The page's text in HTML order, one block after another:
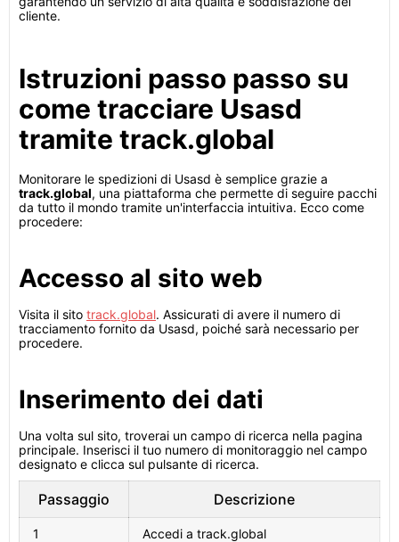
cliente.
Istruzioni passo passo su
come tracciare Usasd
tramite track.global
Monitorare le spedizioni di Usasd è semplice grazie a
track.global, una piattaforma che permette di seguire pacchi
da tutto il mondo tramite un'interfaccia intuitiva. Ecco come
procedere:
Accesso al sito web
Visita il sito track.global. Assicurati di avere il numero di
tracciamento fornito da Usasd, poiché sarà necessario per
procedere.
Inserimento dei dati
Una volta sul sito, troverai un campo di ricerca nella pagina
principale. Inserisci il tuo numero di monitoraggio nel campo
designato e clicca sul pulsante di ricerca.
Passaggio Descrizione
1 Accedi a track.global